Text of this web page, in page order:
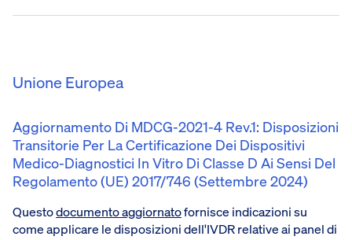
Unione Europea
Aggiornamento Di MDCG-2021-4 Rev.1: Disposizioni
Transitorie Per La Certificazione Dei Dispositivi
Medico-Diagnostici In Vitro Di Classe D Ai Sensi Del
Regolamento (UE) 2017/746 (settembre 2024)
Questodocumento aggiornatofornisce indicazioni su
come applicare le disposizioni dell'IVDR relative ai panel di